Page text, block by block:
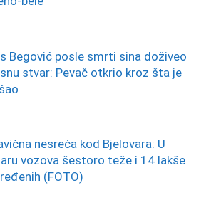
Begović posle smrti sina doživeo
stvar: Pevač otkrio kroz šta je
nesreća kod Bjelovara: U
vozova šestoro teže i 14 lakše
(FOTO)